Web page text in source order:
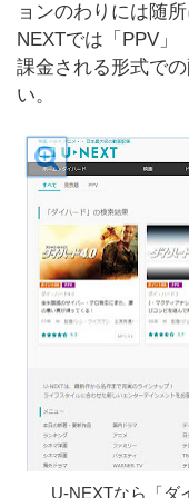
ョンのわりには随
NEXTでは「PPV」
課金される形式で
い。
U-NEXTなら「ダ